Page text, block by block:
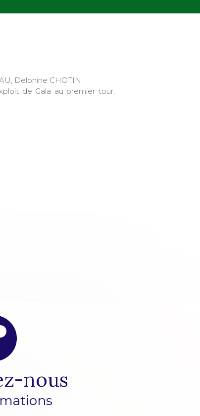
Delphine CHOTIN
de Gala au premier tour,
nous